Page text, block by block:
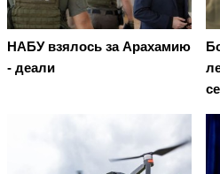
НАБУ взялось за Арахамию
- деали